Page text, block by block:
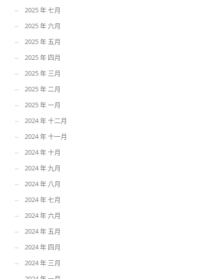
2025 年 七月
2025 年 六月
2025 年 五月
2025 年 四月
2025 年 三月
2025 年 二月
2025 年 一月
2024 年 十二月
2024 年 十一月
2024 年 十月
2024 年 九月
2024 年 八月
2024 年 七月
2024 年 六月
2024 年 五月
2024 年 四月
2024 年 三月